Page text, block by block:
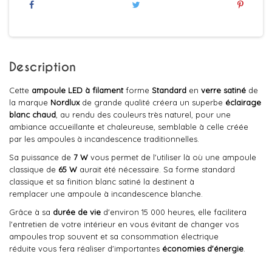
Description
Cette ampoule LED à filamentforme Standard en verre satiné de
la marque Nordluxde grande qualité créera un superbe éclairage
blanc chaud , au rendu des couleurs très naturel, pour une
ambiance accueillante et chaleureuse, semblable à celle créée
par les ampoules à incandescence traditionnelles.
Sa puissance de 7 W vous permet de l'utiliser là où une ampoule
classique de 65 W aurait été nécessaire. Sa forme standard
classique et sa finition blanc satiné la destinent à
remplacer une ampoule à incandescence blanche.
Grâce à sa durée de vie d'environ 15 000 heures, elle facilitera
l'entretien de votre intérieur en vous évitant de changer vos
ampoules trop souvent et sa consommation électrique
réduite vous fera réaliser d'importantes économies d'énergie